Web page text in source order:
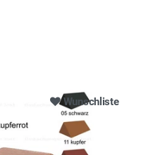
Wunschliste